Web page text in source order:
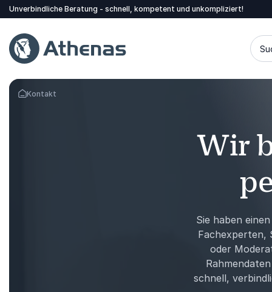
Unverbindliche Beratung - schnell, kompetent und unkompliziert!
Zurück zur Startseite
Kontakt
Wir
Sie haben
Fachexperten,
oder
schnell,